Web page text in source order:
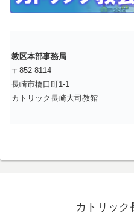
教区本部事務局
〒852-8114
長崎市橋口町1-1
カトリック長崎大司教館
カトリック